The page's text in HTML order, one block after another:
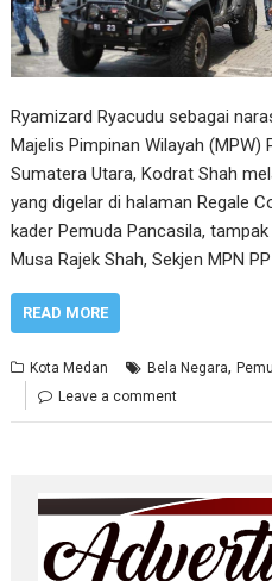
Ryamizard Ryacudu sebagai
Majelis Pimpinan Wilayah (MPW)
Sumatera Utara, Kodrat Shah
yang digelar di halaman Regale
kader Pemuda Pancasila,
Musa Rajek Shah, Sekjen MPN
READ MORE
Kota Medan Bela Negara,
Leave a comment